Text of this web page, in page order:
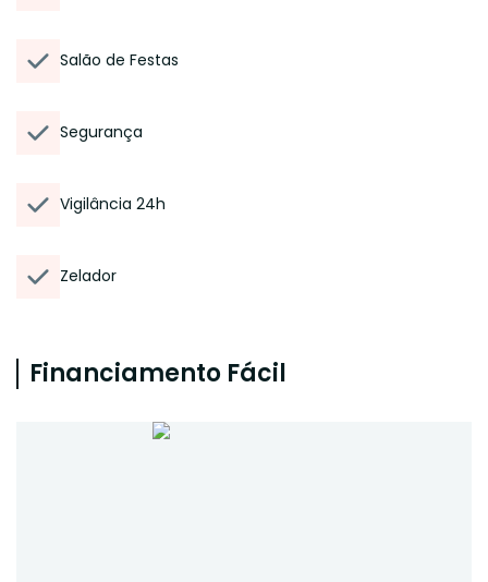
Salão de Festas
Segurança
Vigilância 24h
Zelador
Financiamento Fácil